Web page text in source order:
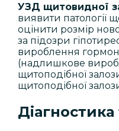
УЗД щитовидної
виявити патології
оцінити розмір
за підозри
вироблення
(надлишкове
щитоподібної
щитоподібної
Діагностика